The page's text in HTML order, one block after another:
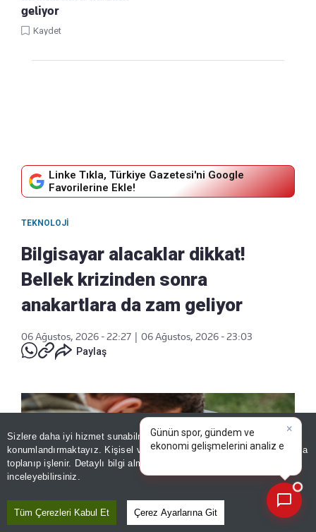
Sizlere daha iyi hizmet sunabilmek adına sitemizdeçerez
konumlandırmaktayız. Kişisel verileriniz, KVKK ve GDPR kapsamında
toplanıp işlenir. Detaylı bilgi almak için
inceleyebilirsiniz.
Tüm Çerezleri Kabul Et Çerez Ayarlarına Git
geliyor
Kaydet
Linke Tıkla, Türkiye Gazetesi'ni Google
Favorilerine Ekle!
TEKNOLOJI
Bilgisayar alacaklar dikkat!
Bellek krizinden sonra
anakartlara da zam geliyor
06 Ağustos, 2026 - 22:27 | 06 Ağustos, 2026 - 23:03
Paylaş
×
Günün spor, gündem ve
ekonomi gelişmelerini analiz